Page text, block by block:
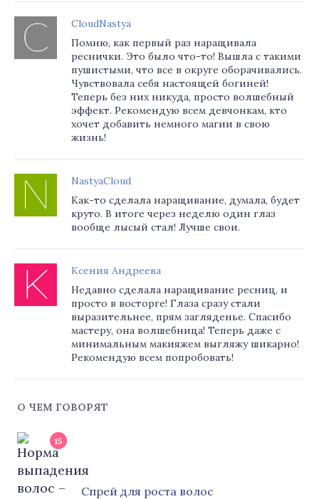
CloudNastya
Помню, как первый раз наращивала
реснички. Это было что-то! Вышла с такими
пушистыми, что все в округе оборачивались.
Чувствовала себя настоящей богиней!
Теперь без них никуда, просто волшебный
эффект. Рекомендую всем девчонкам, кто
хочет добавить немного магии в свою
жизнь!
NastyaCloud
Как-то сделала наращивание, думала, будет
круто. В итоге через неделю один глаз
вообще лысый стал! Лучше свои.
Ксения Андреева
Недавно сделала наращивание ресниц, и
просто в восторге! Глаза сразу стали
выразительнее, прям загляденье. Спасибо
мастеру, она волшебница! Теперь даже с
минимальным макияжем выгляжу шикарно!
Рекомендую всем попробовать!
О ЧЕМ ГОВОРЯТ
15
Cпрей для роста волос